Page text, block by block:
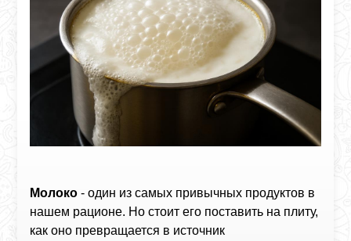
Молоко - один из самых привычных продуктов в
нашем рационе. Но стоит его поставить на плиту,
как оно превращается в источник